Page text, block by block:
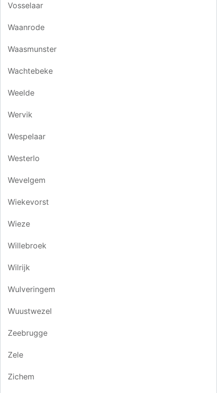
Vosselaar
Waanrode
Waasmunster
Wachtebeke
Weelde
Wervik
Wespelaar
Westerlo
Wevelgem
Wiekevorst
Wieze
Willebroek
Wilrijk
Wulveringem
Wuustwezel
Zeebrugge
Zele
Zichem